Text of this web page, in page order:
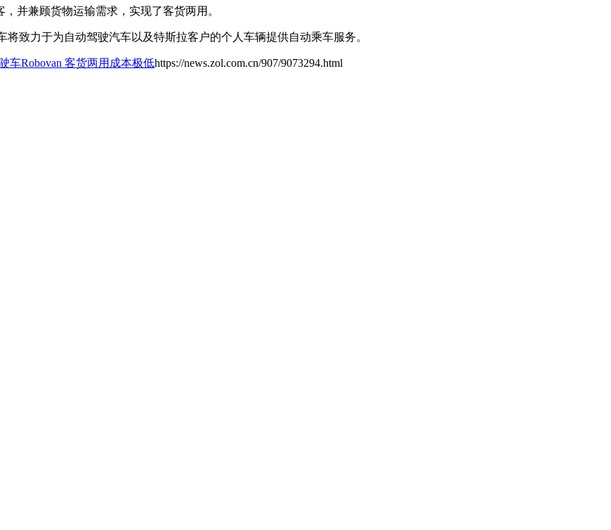
并兼顾货物运输需求，实现了客货两用。
致力于为自动驾驶汽车以及特斯拉客户的个人车辆提供自动乘车服务。
车Robovan 客货两用成本极低https://news.zol.com.cn/907/9073294.html